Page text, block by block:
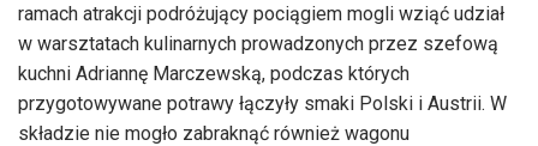
ramach atrakcji podróżujący pociągiem mogli wziąć udział
w warsztatach kulinarnych prowadzonych przez szefową
kuchni Adriannę Marczewską, podczas których
przygotowywane potrawy łączyły smaki Polski i Austrii. W
składzie nie mogło zabraknąć również wagonu